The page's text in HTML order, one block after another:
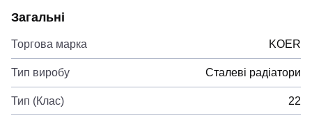
Загальні
Торгова марка KOER
Тип виробу Сталеві радіатори
Тип (Клас) 22